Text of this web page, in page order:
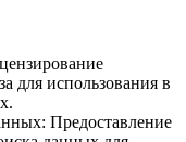
для использования в
Предоставление